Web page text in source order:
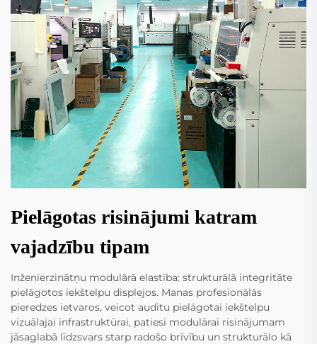
Pielāgotas risinājumi katram
vajadzību tipam
Inženierzinātņu modulārā elastība: strukturālā integritāte
pielāgotos iekštelpu displejos. Manas profesionālās
pieredzes ietvaros, veicot auditu pielāgotai iekštelpu
vizuālajai infrastruktūrai, patiesi modulārai risinājumam
jāsaglabā līdzsvars starp radošo brīvību un strukturālo kā